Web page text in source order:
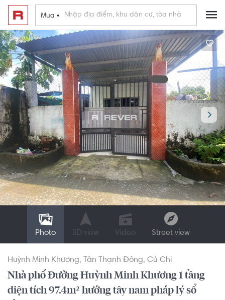
Mua •
Photo 3D view Video Street view
Huỳnh Minh Khương Tân Thạnh Đông Củ Chi
Nhà phố Đường Huỳnh Minh Khương 1 tầng
diện tích 97.4m² hướng tây nam pháp lý sổ